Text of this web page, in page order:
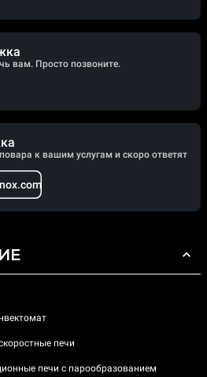
вам. Просто позвоните.
к вашим услугам и скоро ответят
печи
печи с парообразованием